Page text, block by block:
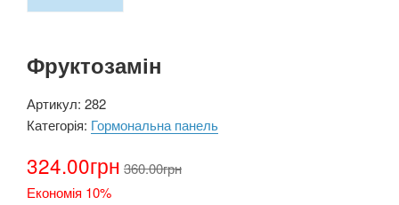
Фруктозамін
Артикул: 282
Категорія: Гормональна панель
324.00грн 360.00грн
Економія 10%